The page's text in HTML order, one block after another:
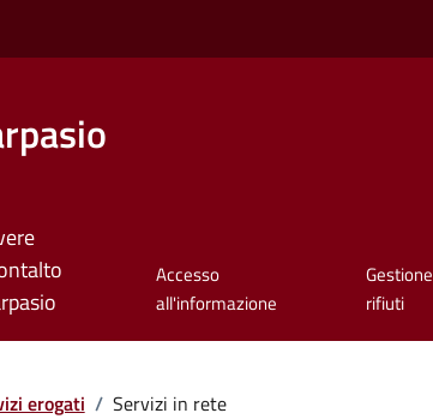
Accesso
all'informazione
Gestione
rifiuti
erogati / Servizi in rete